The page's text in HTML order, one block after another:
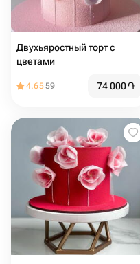
Двухьяростный торт с
цветами
4.6559 74 000֏